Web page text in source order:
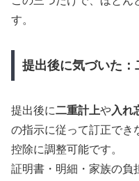
す。
提出後に気づいた
提出後に二重計上や入れ
の指示に従って訂正でき
控除に調整可能です。
証明書・明細・家族の負